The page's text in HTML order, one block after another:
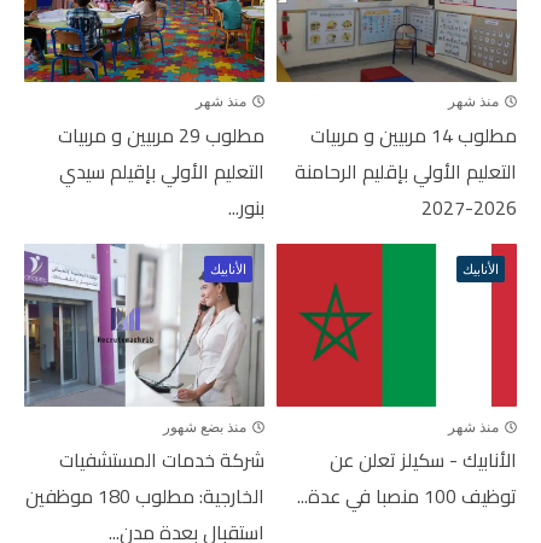
منذ شهر
مطلوب 14 مربيين و مربيات
التعليم الأولي بإقليم الرحامنة
2026-2027
منذ شهر
مطلوب 29 مربيين و مربيات
التعليم الأولي بإقيلم سيدي
بنور...
الأنابيك
منذ شهر
الأنابيك - سكيلز تعلن عن
توظيف 100 منصبا في عدة...
الأنابيك
منذ بضع شهور
شركة خدمات المستشفيات
الخارجية: مطلوب 180 موظفين
استقبال بعدة مدن...